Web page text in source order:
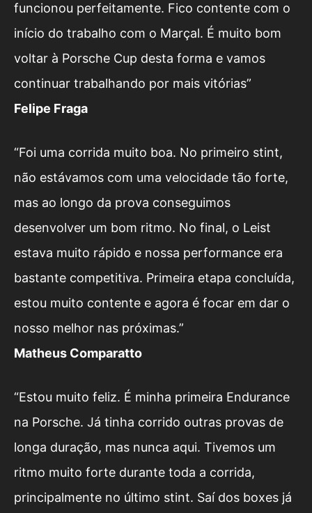
funcionou perfeitamente. Fico contente com o
início do trabalho com o Marçal. É muito bom
voltar à Porsche Cup desta forma e vamos
continuar trabalhando por mais vitórias”
Felipe Fraga
“Foi uma corrida muito boa. No primeiro stint,
não estávamos com uma velocidade tão forte,
mas ao longo da prova conseguimos
desenvolver um bom ritmo. No final, o Leist
estava muito rápido e nossa performance era
bastante competitiva. Primeira etapa concluída,
estou muito contente e agora é focar em dar o
nosso melhor nas próximas.”
Matheus Comparatto
“Estou muito feliz. É minha primeira Endurance
na Porsche. Já tinha corrido outras provas de
longa duração, mas nunca aqui. Tivemos um
ritmo muito forte durante toda a corrida,
principalmente no último stint. Saí dos boxes já